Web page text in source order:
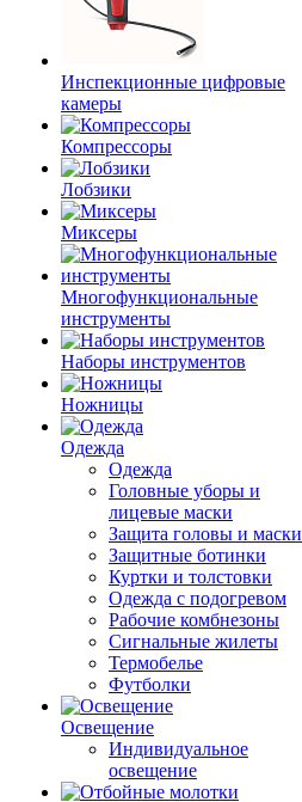
Инспекционные цифровые
камеры
Компрессоры
Лобзики
Миксеры
Многофункциональные
инструменты
Наборы инструментов
Ножницы
Одежда
Одежда
Головные уборы и
лицевые маски
Защита головы и маски
Защитные ботинки
Куртки и толстовки
Одежда с подогревом
Рабочие комбнезоны
Сигнальные жилеты
Термобелье
Футболки
Освещение
Индивидуальное
освещение